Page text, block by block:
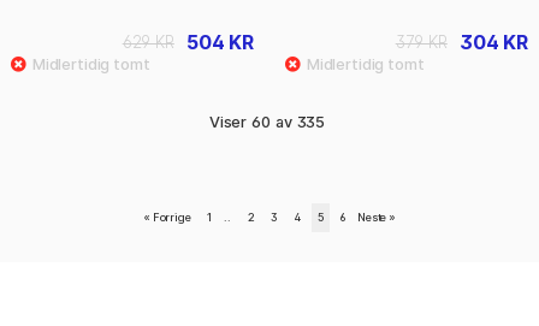
504 KR
629 KR 304 KR
379 KR
Viser 60 av 335
« Forrige 1 2 3 4 5 6 Neste »